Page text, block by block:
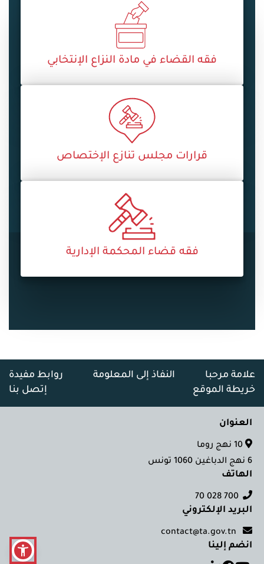
فقه القضاء في مادة النزاع الإنتخابي
قرارات مجلس تنازع الإختصاص
فقه قضاء المحكمة الإدارية
علامة مرحبا النفاذ إلى المعلومة
روابط مفيدة
خريطة الموقع
إتصل بنا
العنوان
6 نهج الدباغين 1060 تونس
الهاتف
700 028 70
البريد الإلكتروني
انضم إلينا